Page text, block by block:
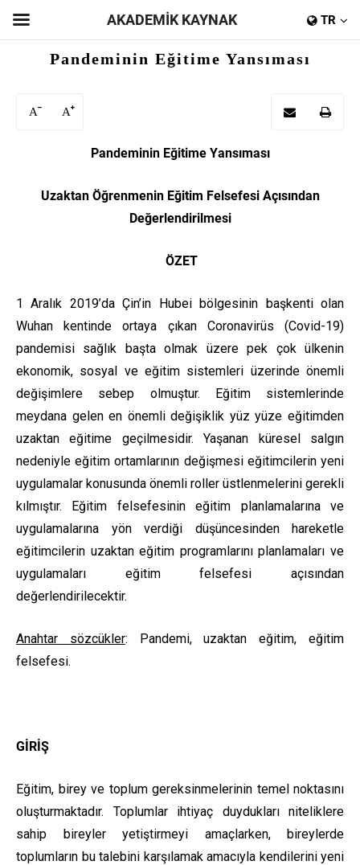
Pandeminin Eğitime Yansıması
A A
Pandeminin Eğitime Yansıması
Uzaktan Öğrenmenin Eğitim Felsefesi Açısından
Değerlendirilmesi
ÖZET
1 Aralık 2019’da Çin’in Hubei bölgesinin başkenti olan
Wuhan kentinde ortaya çıkan Coronavirüs (Covid-19)
pandemisi sağlık başta olmak üzere pek çok ülkenin
ekonomik, sosyal ve eğitim sistemleri üzerinde önemli
değişimlere sebep olmuştur. Eğitim sistemlerinde
meydana gelen en önemli değişiklik yüz yüze eğitimden
uzaktan eğitime geçilmesidir. Yaşanan küresel salgın
nedeniyle eğitim ortamlarının değişmesi eğitimcilerin yeni
uygulamalar konusunda önemli roller üstlenmelerini gerekli
kılmıştır. Eğitim felsefesinin eğitim planlamalarına ve
uygulamalarına yön verdiği düşüncesinden hareketle
eğitimcilerin uzaktan eğitim programlarını planlamaları ve
uygulamaları eğitim felsefesi açısından
değerlendirilecektir.
Anahtar sözcükler: Pandemi, uzaktan eğitim, eğitim
felsefesi.
GİRİŞ
Eğitim, birey ve toplum gereksinmelerinin temel noktasını
oluşturmaktadır. Toplumlar ihtiyaç duydukları niteliklere
sahip bireyler yetiştirmeyi amaçlarken, bireylerde
toplumların bu talebini karşılamak amacıyla kendilerini yeni
AKADEMİK KAYNAK TR